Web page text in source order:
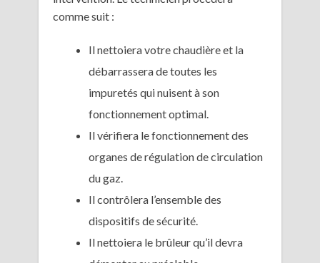
comme suit :
Il nettoiera votre chaudière et la
débarrassera de toutes les
impuretés qui nuisent à son
fonctionnement optimal.
Il vérifiera le fonctionnement des
organes de régulation de circulation
du gaz.
Il contrôlera l’ensemble des
dispositifs de sécurité.
Il nettoiera le brûleur qu’il devra